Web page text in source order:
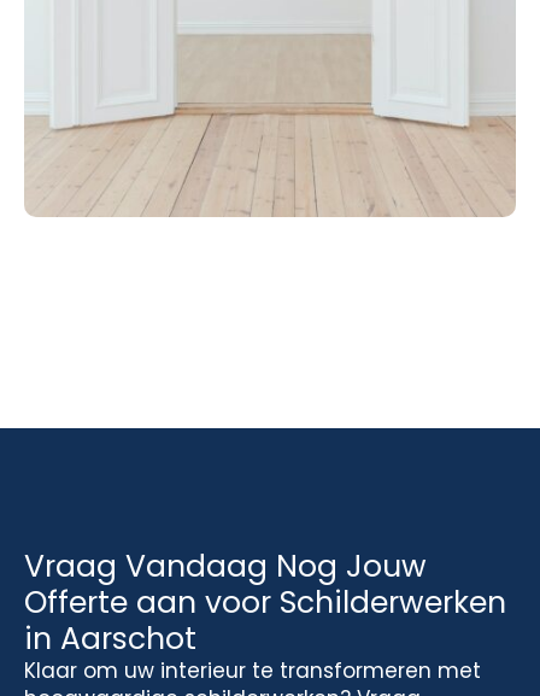
Vraag Vandaag Nog Jouw
Offerte aan voor Schilderwerken
in Aarschot
Klaar om uw interieur te transformeren met